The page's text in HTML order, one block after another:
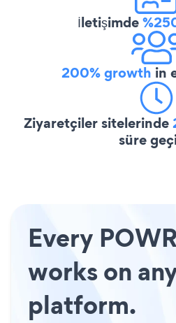
İletişimde
200% growth in
Ziyaretçiler sitelerinde
süre
Every
works on
platform.